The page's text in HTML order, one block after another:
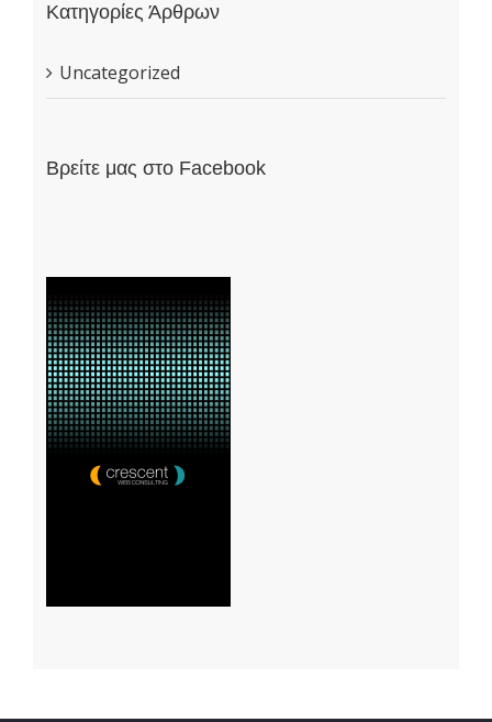
Κατηγορίες Άρθρων
Uncategorized
Βρείτε μας στο Facebook